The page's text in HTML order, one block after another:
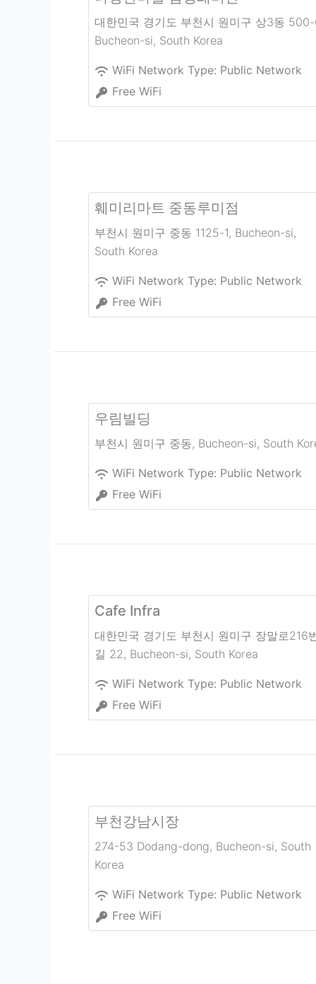
대한민국 경기도 부천시 원미구 상3동
Bucheon-si, South Korea
WiFi Network Type: Public Network
Free WiFi
훼미리마트 중동루미점
부천시 원미구 중동 1125-1, Bucheon-si,
South Korea
WiFi Network Type: Public Network
Free WiFi
우림빌딩
부천시 원미구 중동, Bucheon-si, South
WiFi Network Type: Public Network
Free WiFi
Cafe Infra
대한민국 경기도 부천시 원미구 장말로216
길 22, Bucheon-si, South Korea
WiFi Network Type: Public Network
Free WiFi
부천강남시장
274-53 Dodang-dong, Bucheon-si, South
Korea
WiFi Network Type: Public Network
Free WiFi